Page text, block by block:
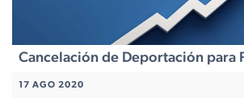
Cancelación de Deportación para
17 AGO 2020